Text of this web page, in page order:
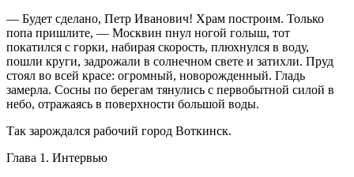
— Будет сделано, Петр Иванович! Храм построим. Только
попа пришлите, — Москвин пнул ногой голыш, тот
покатился с горки, набирая скорость, плюхнулся в воду,
пошли круги, задрожали в солнечном свете и затихли. Пруд
стоял во всей красе: огромный, новорожденный. Гладь
замерла. Сосны по берегам тянулись с первобытной силой в
небо, отражаясь в поверхности большой воды.
Так зарождался рабочий город Воткинск.
Глава 1. Интервью